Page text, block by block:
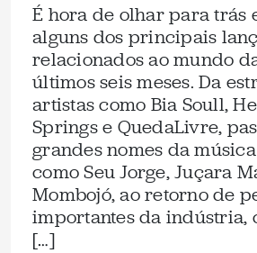
É hora de olhar para trás
alguns dos principais
relacionados ao mundo
últimos seis meses. Da
artistas como Bia Soull,
Springs e QuedaLivre,
grandes nomes da
como Seu Jorge, Juçara
Mombojó, ao retorno de
importantes da indústria,
[…]